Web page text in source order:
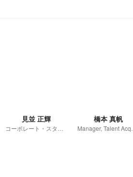
見並 正輝 橋本 真帆